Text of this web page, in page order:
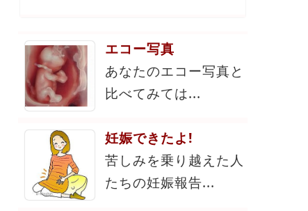
エコー写真
あなたのエコー写真と
比べてみては...
妊娠できたよ!
苦しみを乗り越えた人
たちの妊娠報告...